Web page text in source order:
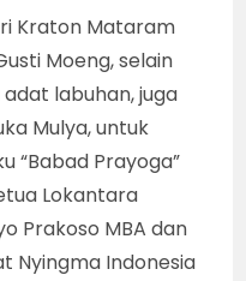
Kraton Mataram
Moeng, selain
labuhan, juga
Mulya, untuk
“Babad Prayoga”
Lokantara
Prakoso MBA dan
Nyingma Indonesia